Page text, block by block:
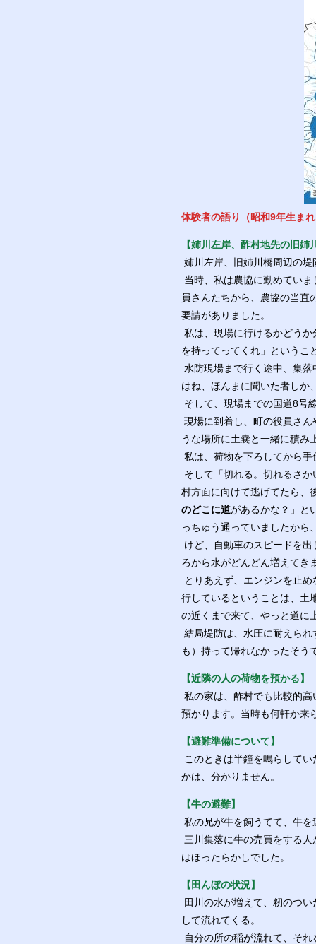
体験者の語り（昭和9年生ま
【姉川左岸、酢村地先の旧
姉川左岸、旧姉川橋周辺の
当時、私は農協に勤めてい
員さんたちから、農協の当直
要請がありました。
私は、現場に行けるかどう
を持ってってくれ」というこ
水防現場まで行く途中、集
はね、ほんまに聞いた者しか
そして、現場までの国道8号
現場に到着し、町の役員さ
うな場所に土嚢と一緒に積み
私は、荷物を下ろしてから
そして「切れる。切れるさ
村方面に向けて逃げてたら、
のどこに道があるかな？」と
っちゅう通っていましたから
けど、自動車のスピードを
ろから水がどんどん増えてき
とりあえず、エンジンを止
行しているということは、土
の近くまで来て、やっと道に
結局堤防は、水圧に耐えら
も）持って帰れなかったそう
【近隣の人の荷物を預かる】
私の家は、酢村でも比較的
預かります。当時も何軒か来
【避難準備について】
このときは半鐘を鳴らして
かは、分かりません。
【牛の避難】
私の兄が牛を飼うてて、牛
三川集落に牛の売買をする
はほったらかしでした。
【田んぼの状況】
田川の水が増えて、籾のつ
して流れてくる。
自分の所の稲が流れて、そ